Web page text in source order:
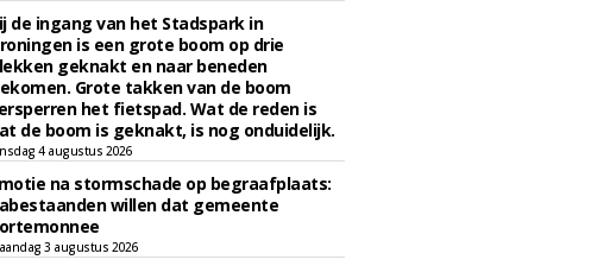
de ingang van het Stadspark in
is een grote boom op drie
geknakt en naar beneden
Grote takken van de boom
het fietspad. Wat de reden is
de boom is geknakt, is nog onduidelijk.
4 augustus 2026
na stormschade op begraafplaats:
willen dat gemeente
3 augustus 2026